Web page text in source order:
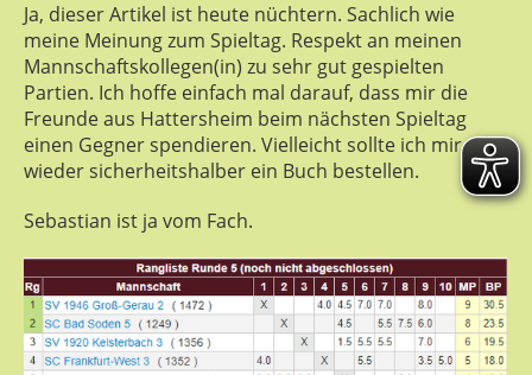
Ja, dieser Artikel ist heute nüchtern. Sachlich wie
meine Meinung zum Spieltag. Respekt an meinen
Mannschaftskollegen(in) zu sehr gut gespielten
Partien. Ich hoffe einfach mal darauf, dass mir die
Freunde aus Hattersheim beim nächsten Spieltag
einen Gegner spendieren. Vielleicht sollte ich mir mal
wieder sicherheitshalber ein Buch bestellen.
Sebastian ist ja vom Fach.